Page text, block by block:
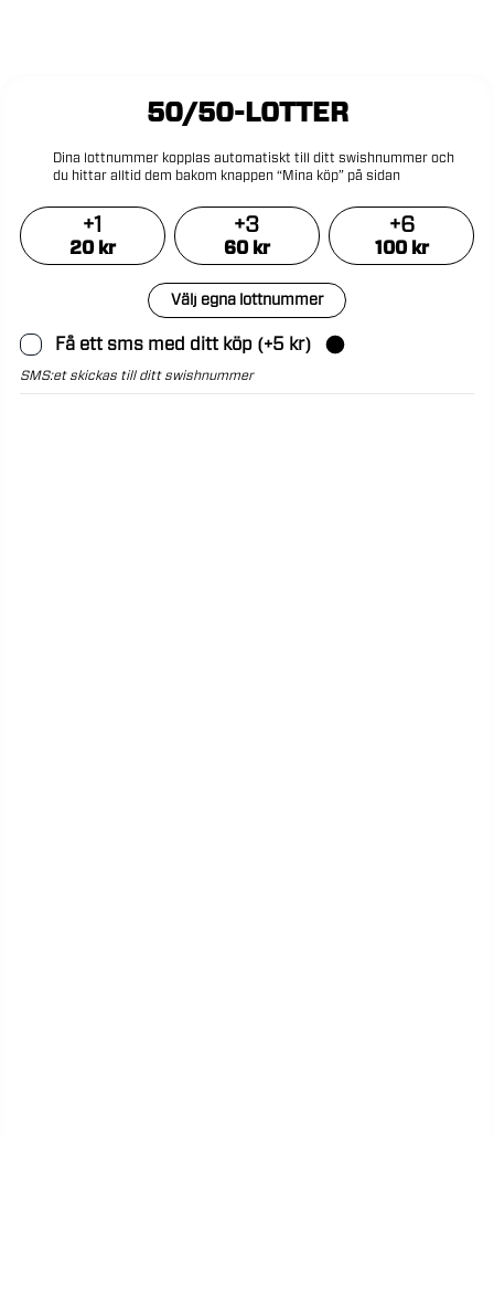
50/50-LOTTER
Dina lottnummer kopplas automatiskt till ditt swishnummer och
du hittar alltid dem bakom knappen “Mina köp” på sidan
+1
20kr
+3
60kr
+6
100kr
Välj egna lottnummer
Få ett sms med ditt köp(+5 kr)
SMS:et skickas till ditt swishnummer